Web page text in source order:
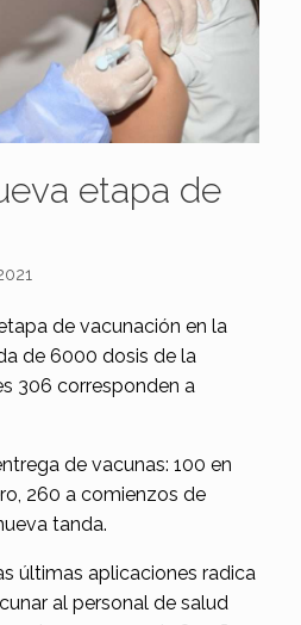
etapa de
de vacunación en la
de 6000 dosis de la
306 corresponden a
de vacunas: 100 en
260 a comienzos de
tanda.
últimas aplicaciones radica
al personal de salud